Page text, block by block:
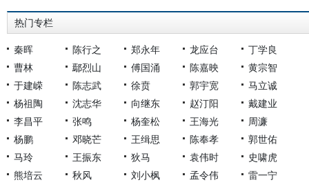
热门专栏
秦晖 陈行之 郑永年 龙应台
丁学良
曹林
鄢烈山 傅国涌 陈嘉映
黄宗智
于建嵘
陈志武 徐贲 郭宇宽
马立诚
杨祖陶
沈志华 向继东 赵汀阳
戴建业
李昌平
张鸣 杨奎松 王海光
周濂
杨鹏
邓晓芒 王缉思 陈奉孝
郭世佑
马玲
王振东 狄马 袁伟时
史啸虎
熊培云
秋风 刘小枫 孟令伟
雷一宁